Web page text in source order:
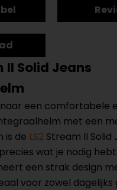
II Solid Jeans
naar een comfortabele
met een
is de LS2 Stream II Solid
wat je nodig
een strak design
voor zowel dagelijks